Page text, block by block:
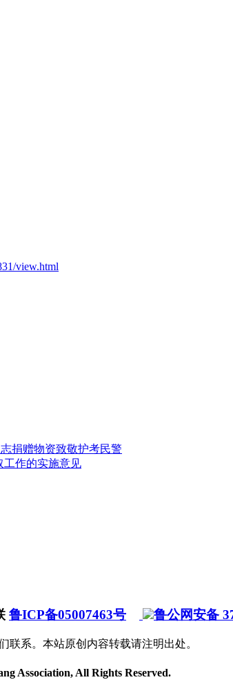
捐赠物资致敬护考民警
工作的实施意见
鲁ICP备05007463号 鲁公网安备
联系。本站原创内容转载请注明出处。
Association, All Rights Reserved.